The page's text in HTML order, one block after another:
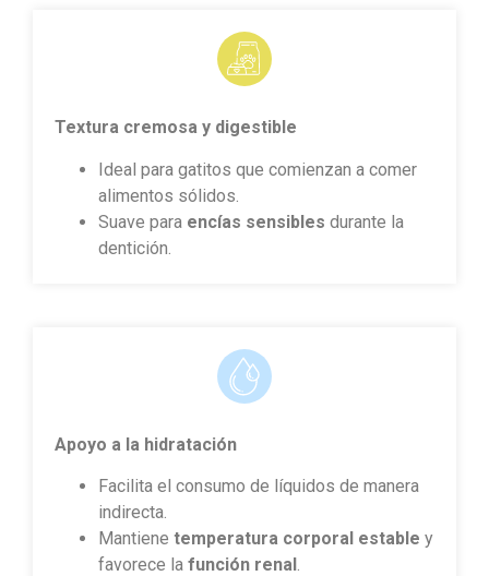
Textura cremosa y digestible
Ideal para gatitos que comienzan a comer
alimentos sólidos.
Suave para encías sensibles durante la
dentición.
Apoyo a la hidratación
Facilita el consumo de líquidos de manera
indirecta.
Mantiene temperatura corporal estable y
favorece la función renal.